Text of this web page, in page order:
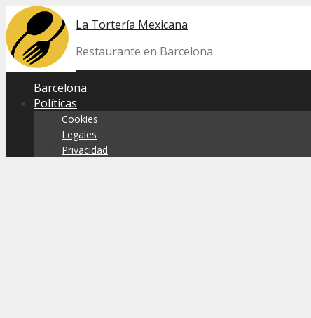
Skip
to
content
La Tortería Mexicana
Restaurante en Barcelona
Barcelona
Políticas
Cookies
Legales
Privacidad